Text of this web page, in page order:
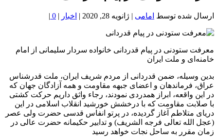
ارسال شده توسط امامی | ژانویه 28, 2020 | اخبار |
0
|
معرفت ستودنی در پیام قدردانی خانواده سردار سلیمانی از امام
خامنه‌ای و ملت ایران
بدین وسیله، ضمن قدردانی از مردم شریف ایران، ملت قدرشناس
عراق، فرماندهان و اعضای جبهه مقاومت و همه آزادگان جهان که
در این واقعه، ابراز همدردی نمودند، رجاء واثق داریم حرکت کشتی
با صلابت مقاومت که با درخشش خورشید انقلاب اسلامی در این
دریای متلاطم آغاز گردیده، در پرتو انفاس قدسی حضرت ولی عصر
(عجل الله تعالی فرجه الشریف) و تدابیر حکیمانه حضرت عالی در
زمان مقرر به ساحل نجات خواهد رسید